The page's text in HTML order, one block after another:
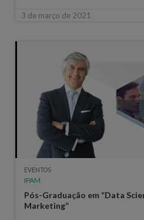
3 de março de 2021
EVENTOS
IPAM
Pós-Graduação em “Data
Marketing”